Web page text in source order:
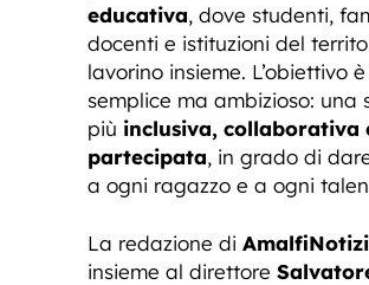
educativa, dove studenti,
docenti e istituzioni del
lavorino insieme. L’obiettivo è
semplice ma ambizioso: una
più inclusiva, collaborativa
partecipata, in grado di
a ogni ragazzo e a ogni
La redazione di
insieme al direttore